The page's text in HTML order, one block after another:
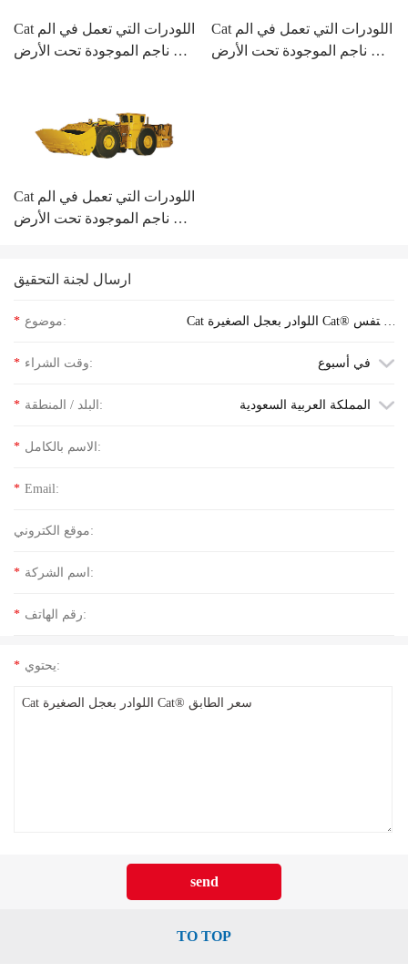
Cat اللودرات التي تعمل في الم
ناجم الموجودة تحت الأرض R1
Cat اللودرات التي تعمل في الم
ناجم الموجودة تحت الأرض R1
Cat اللودرات التي تعمل في الم
ناجم الموجودة تحت الأرض R2
ارسال لجنة التحقيق
* موضوع: Cat اللوادر بعجل الصغيرة Cat®‎ استفس
ر عن سعر الكلمة * وقت الشراء: في أسبوع
* البلد / المنطقة: المملكة العربية السعودية
* الاسم بالكامل:
* Email:
موقع الكتروني:
* اسم الشركة:
* رقم الهاتف:
* يحتوي:
TO TOP